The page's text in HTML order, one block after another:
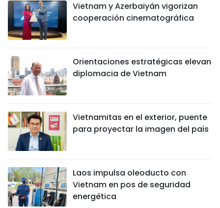
Vietnam y Azerbaiyán vigorizan
cooperación cinematográfica
Orientaciones estratégicas elevan
diplomacia de Vietnam
Vietnamitas en el exterior, puente
para proyectar la imagen del país
Laos impulsa oleoducto con
Vietnam en pos de seguridad
energética